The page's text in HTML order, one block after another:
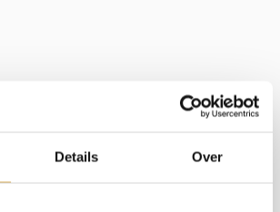
Details Over
bij alle haarden en kachels, investeren wij liever in
We nemen de tijd om samen met jou de perfecte haard
als je wilt)!